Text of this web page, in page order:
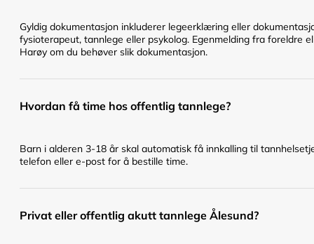
Gyldig dokumentasjon inkluderer legeerklæring eller
fysioterapeut, tannlege eller psykolog. Egenmelding fra foreldre
Harøy om du behøver slik dokumentasjon.
Hvordan få time hos offentlig tannlege?
Barn i alderen 3-18 år skal automatisk få innkalling til
telefon eller e-post for å bestille time.
Privat eller offentlig akutt tannlege Ålesund?